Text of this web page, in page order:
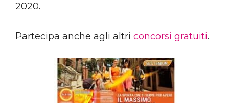
2020.
Partecipa anche agli altri concorsi gratuiti.